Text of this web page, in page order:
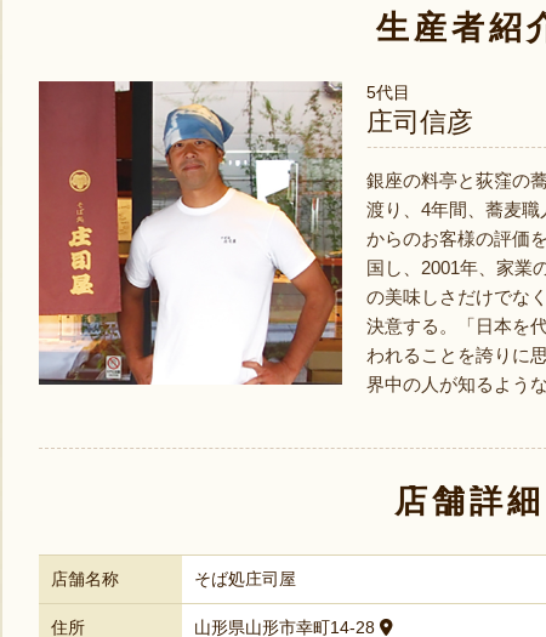
生産者紹
5代目
庄司信彦
銀座の料亭と荻窪の
渡り、4年間、蕎麦
からのお客様の評価
国し、2001年、家業
の美味しさだけでな
決意する。「日本を
われることを誇りに
界中の人が知るよう
店舗詳細
店舗名称 そば処庄司屋
住所 山形県山形市幸町14-28
まいにちのこめ油
『三和油脂株式会社』
予約注文：山形県産 桃（贈答
用・家庭用）
8月8日 07:17 [東京都]
山形県産 大粒ぶどう詰め合わせ
（贈答用・家庭用）
8月8日 07:08 [大阪府]
山形県 白山産 枝豆 だだちゃ豆
『白山ちゃ茶農園』
8月
ール」